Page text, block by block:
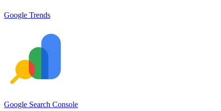
Google Trends
Google Search Console